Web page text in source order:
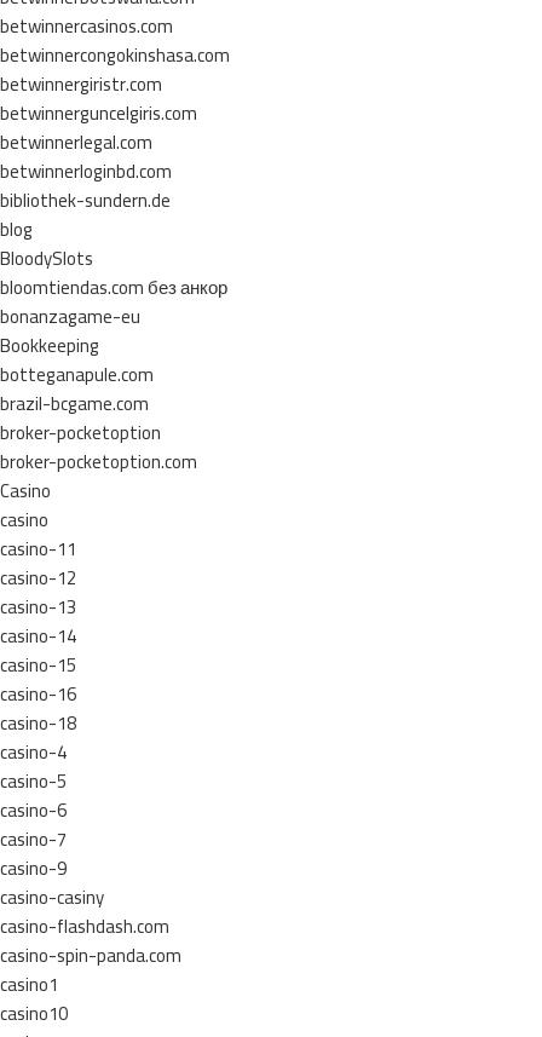
betwinnercasinos.com
betwinnercongokinshasa.com
betwinnergiristr.com
betwinnerguncelgiris.com
betwinnerlegal.com
betwinnerloginbd.com
bibliothek-sundern.de
blog
BloodySlots
bloomtiendas.com без анкор
bonanzagame-eu
Bookkeeping
botteganapule.com
brazil-bcgame.com
broker-pocketoption
broker-pocketoption.com
Casino
casino
casino-11
casino-12
casino-13
casino-14
casino-15
casino-16
casino-18
casino-4
casino-5
casino-6
casino-7
casino-9
casino-casiny
casino-flashdash.com
casino-spin-panda.com
casino1
casino10